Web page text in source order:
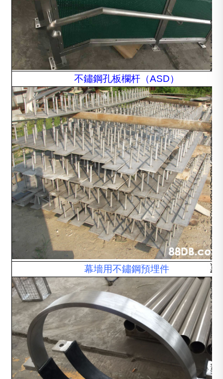
不
鏽
鋼
工
程
證
書
:
I
S
O
9
0
0
1
I
S
O
1
4
0
0
1
O
H
A
S
1
材
質
:
S
3
0
4
S
3
1
6
S
3
1
6
1
.
4
4
0
1
1
交
貨
期
:
7
-
3
0
天
差
異
化
服
務
:
小
批
量
訂
單
及
加
工
，
價
格
公
道
不鏽鋼孔板欄杆（ASD）
幕墻用不鏽鋼預埋件